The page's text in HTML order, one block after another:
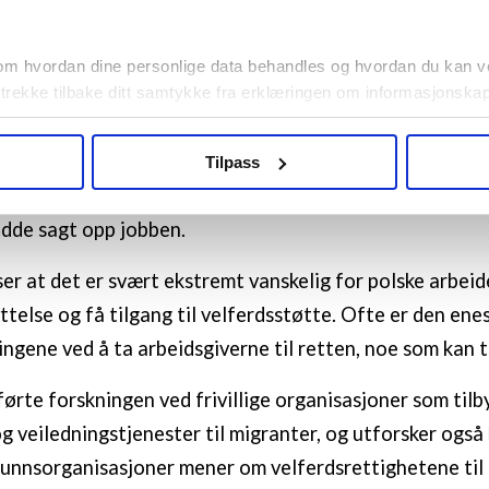
hvordan dine personlige data behandles og hvordan du kan
tilbake ditt samtykke fra erklæringen om
hk-nytt.no og fontene.no bruker
slik at vi tilby relevant innhold, tilpassede annonser og
oversikten lengre ned på denne siden.
Tilpass
sin tilgang til velferdsstøtte. Når arbeidsgivere
opplysninger til offentlige myndigheter, kan
søknad om støtte fra Nav basert på den falske
som fikk avslag på søknad om sykepenger, fordi
deres ikke bekreftet sykemeldingen, men i stedet
sagt opp jobben.
at det er svært ekstremt vanskelig for polske
og få tilgang til velferdsstøtte. Ofte er den
ved å ta arbeidsgiverne til retten, noe som kan
forskningen ved frivillige organisasjoner som
veiledningstjenester til migranter, og utforsker også
mener om velferdsrettighetene til